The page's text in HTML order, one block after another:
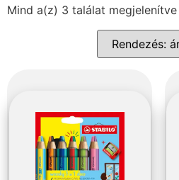
Mind a(z) 3 találat megjelenítve